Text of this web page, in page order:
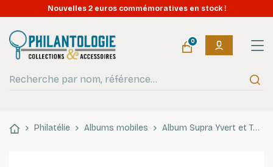
Nouvelles 2 euros commémoratives en stock !
0
Philatélie Albums mobiles Album Supra Yvert et Tellier